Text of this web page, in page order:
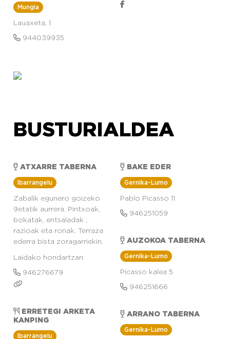
Mungia
Lauaxeta, 1
944039935
BUSTURIALDEA
ATXARRE TABERNA
Ibarrangelu
Zabalik egunero goizeko
9etatik aurrera. Pintxoak,
bokatak, entsaladak ,
razioak eta ronak. Terraza
ederra bista zoragarriekin.
Laidako hondartzan
946276679
KANPING
Ibarrangelu
BAKE EDER
Gernika-Lumo
Pablo Picasso 11
946251059
AUZOKOA TABERNA
Gernika-Lumo
Picasso kalea 5
946251666
ARRANO TABERNA
Gernika-Lumo